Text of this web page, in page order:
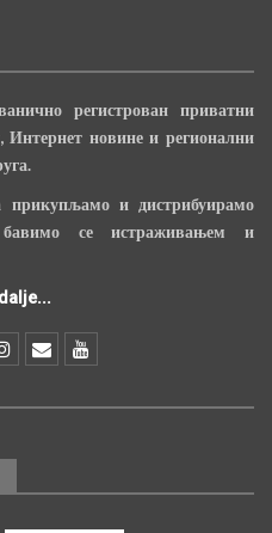
регистрован приватни
новине и регионални
и дистрибуирамо
се истраживањем и